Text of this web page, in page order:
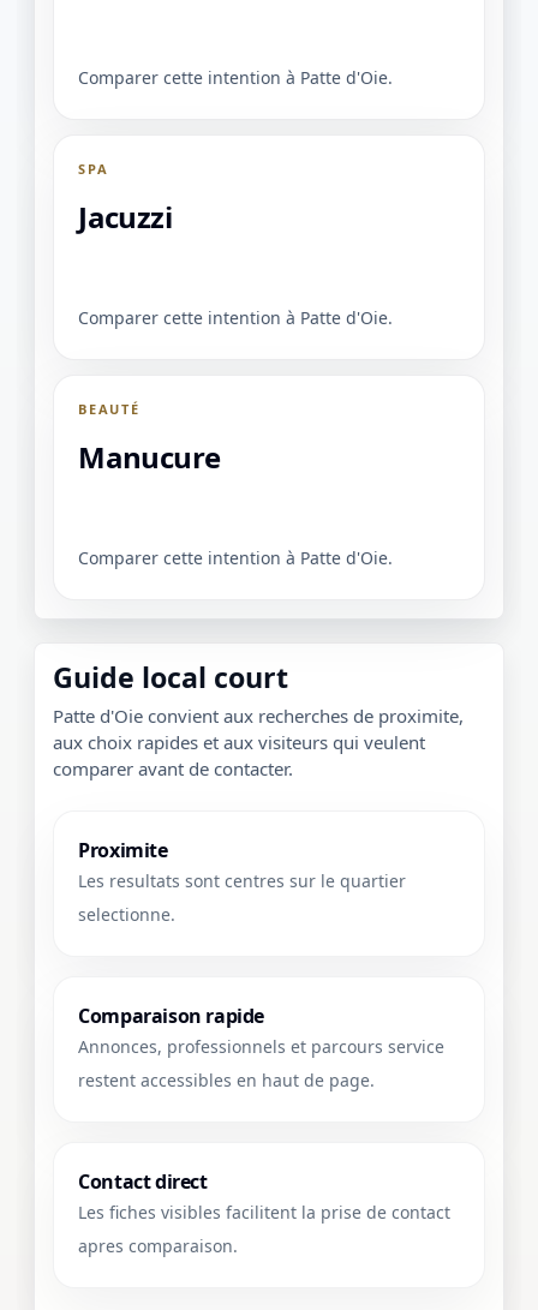
Comparer cette intention à Patte d'Oie.
SPA
Jacuzzi
Comparer cette intention à Patte d'Oie.
BEAUTÉ
Manucure
Comparer cette intention à Patte d'Oie.
Guide local court
Patte d'Oie convient aux recherches de proximite,
aux choix rapides et aux visiteurs qui veulent
comparer avant de contacter.
Proximite
Les resultats sont centres sur le quartier
selectionne.
Comparaison rapide
Annonces, professionnels et parcours service
restent accessibles en haut de page.
Contact direct
Les fiches visibles facilitent la prise de contact
apres comparaison.